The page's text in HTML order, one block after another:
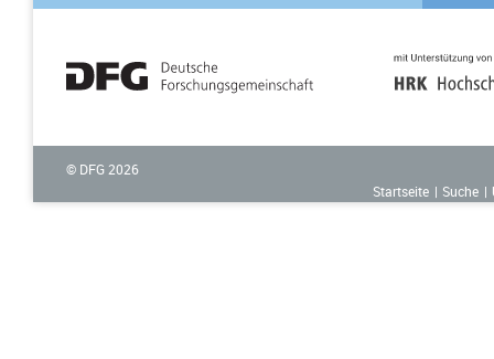
© DFG 2026
Startseite
Suche